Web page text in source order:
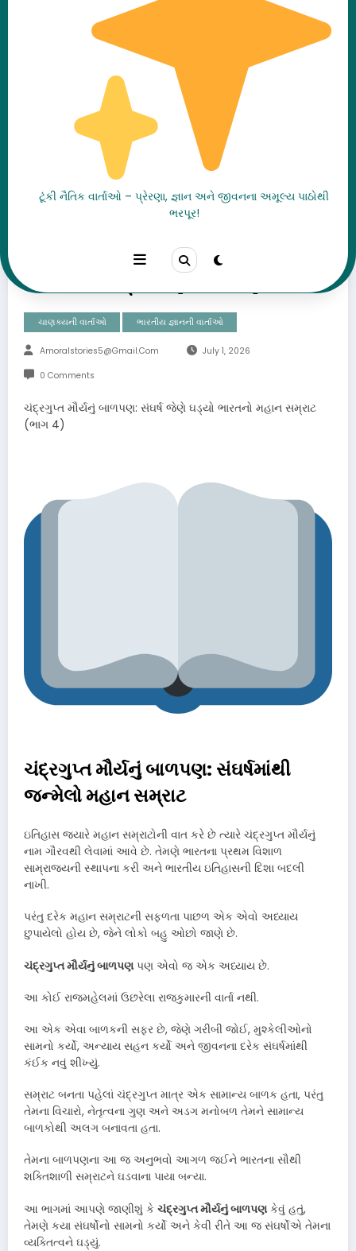
ટૂંકી નૈતિક વાર્તાઓ – પ્રેરણા, જ્ઞાન અને જીવનના અમૂલ્ય પાઠોથી
ભરપૂર!
ચંદ્રગુપ્ત મૌર્યનું બાળપણ:
સંઘર્ષ જેણે ઘડ્યો ભારતનો
મહાન સમ્રાટ (ભાગ 4)
ચાણક્યની વાર્તાઓ ભારતીય જ્ઞાનની વાર્તાઓ
Amoralstories5@gmail.com July 1, 2026
0 Comments
ચંદ્રગુપ્ત મૌર્યનું બાળપણ: સંઘર્ષ જેણે ઘડ્યો ભારતનો મહાન સમ્રાટ
(ભાગ 4)
ચંદ્રગુપ્ત મૌર્યનું બાળપણ: સંઘર્ષમાંથી
જન્મેલો મહાન સમ્રાટ
ઇતિહાસ જ્યારે મહાન સમ્રાટોની વાત કરે છે ત્યારે ચંદ્રગુપ્ત મૌર્યનું
નામ ગૌરવથી લેવામાં આવે છે. તેમણે ભારતના પ્રથમ વિશાળ
સામ્રાજ્યની સ્થાપના કરી અને ભારતીય ઇતિહાસની દિશા બદલી
નાખી.
પરંતુ દરેક મહાન સમ્રાટની સફળતા પાછળ એક એવો અધ્યાય
છુપાયેલો હોય છે, જેને લોકો બહુ ઓછો જાણે છે.
ચંદ્રગુપ્ત મૌર્યનું બાળપણપણ એવો જ એક અધ્યાય છે.
આ કોઈ રાજમહેલમાં ઉછરેલા રાજકુમારની વાર્તા નથી.
આ એક એવા બાળકની સફર છે, જેણે ગરીબી જોઈ, મુશ્કેલીઓનો
સામનો કર્યો, અન્યાય સહન કર્યો અને જીવનના દરેક સંઘર્ષમાંથી
કંઈક નવું શીખ્યું.
સમ્રાટ બનતા પહેલાં ચંદ્રગુપ્ત માત્ર એક સામાન્ય બાળક હતા, પરંતુ
તેમના વિચારો, નેતૃત્વના ગુણ અને અડગ મનોબળ તેમને સામાન્ય
બાળકોથી અલગ બનાવતા હતા.
તેમના બાળપણના આ જ અનુભવો આગળ જઈને ભારતના સૌથી
શક્તિશાળી સમ્રાટને ઘડવાના પાયા બન્યા.
આ ભાગમાં આપણે જાણીશું કે ચંદ્રગુપ્ત મૌર્યનું બાળપણકેવું હતું,
તેમણે કયા સંઘર્ષોનો સામનો કર્યો અને કેવી રીતે આ જ સંઘર્ષોએ તેમના
વ્યક્તિત્વને ઘડ્યું.